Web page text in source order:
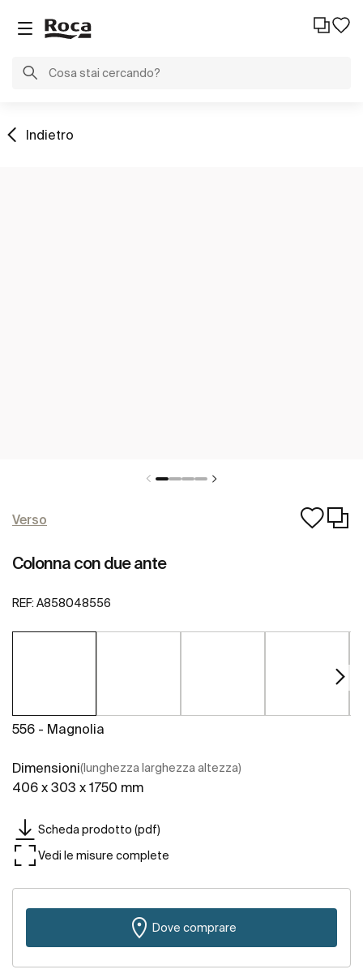
Indietro
Verso
Colonna con due ante
REF: A858048556
556 - Magnolia
Dimensioni(lunghezza larghezza altezza)
406 x 303 x 1750 mm
Scheda prodotto (pdf)
Vedi le misure complete
Dove comprare